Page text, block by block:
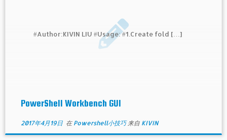
#Author:KIVIN LIU #Usage: #1.Create fold […]
PowerShell Workbench GUI
2017年4月19日在 Powershell小技巧来自 KIVIN